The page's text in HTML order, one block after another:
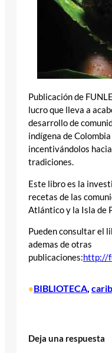
Publicación de
lucro que lleva a
desarrollo de
indígena de
incentivándolos
tradiciones.
Este libro es la
recetas de las
Atlántico y la Isla de
Pueden consultar el
ademas de otras
publicaciones:http://
•BIBLIOTECA,
Deja una respuesta